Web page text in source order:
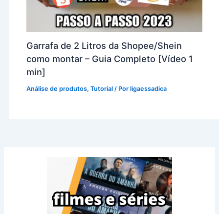
Garrafa de 2 Litros da Shopee/Shein
como montar – Guia Completo [Vídeo 1
min]
Análise de produtos,Tutorial / Porligaessadica